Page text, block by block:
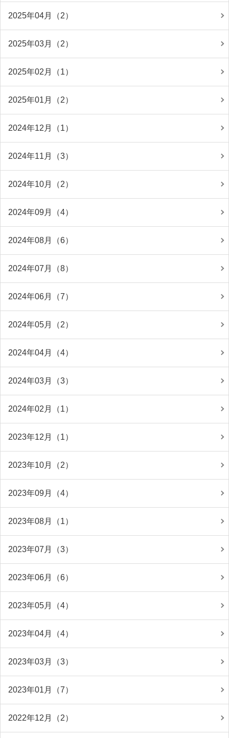
2025年04月（2）
2025年03月（2）
2025年02月（1）
2025年01月（2）
2024年12月（1）
2024年11月（3）
2024年10月（2）
2024年09月（4）
2024年08月（6）
2024年07月（8）
2024年06月（7）
2024年05月（2）
2024年04月（4）
2024年03月（3）
2024年02月（1）
2023年12月（1）
2023年10月（2）
2023年09月（4）
2023年08月（1）
2023年07月（3）
2023年06月（6）
2023年05月（4）
2023年04月（4）
2023年03月（3）
2023年01月（7）
2022年12月（2）